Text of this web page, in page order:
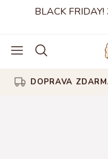
BLACK